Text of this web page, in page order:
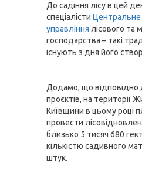
До садіння лісу в цей
спеціалісти Центральне
управління лісового та
господарства – такі
існують з дня його
Додамо, що
проєктів, на території
Київщини в цьому році
провести
близько 5 тисяч 680
кількістю садивного
штук.